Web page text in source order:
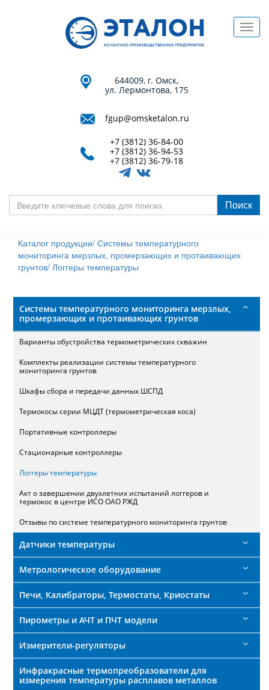
644009, г. Омск,
ул. Лермонтова, 175
fgup@omsketalon.ru
+7 (3812) 36-84-00
+7 (3812) 36-94-53
+7 (3812) 36-79-18
слова
для
поиска
Поиск
Каталог продукции/ Системы температурного
мониторинга мерзлых, промерзающих и протаивающих
грунтов/ Логгеры температуры
Системы температурного мониторинга мерзлых,
промерзающих и протаивающих грунтов
Варианты обустройства термометрических скважин
Комплекты реализации системы температурного
мониторинга грунтов
Шкафы сбора и передачи данных ШСПД
Термокосы серии МЦДТ (термометрическая коса)
Портативные контроллеры
Стационарные контроллеры
Логгеры температуры
Акт о завершении двухлетних испытаний логгеров и
термокос в центре ИСО ОАО РЖД
Отзывы по системе температурного мониторинга грунтов
Датчики температуры
Метрологическое оборудование
Печи, Калибраторы, Термостаты, Криостаты
Пирометры и АЧТ и ПЧТ модели
Измерители-регуляторы
Инфракрасные термопреобразователи для
измерения температуры расплавов металлов